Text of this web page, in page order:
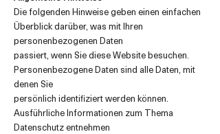
Die folgenden Hinweise geben einen einfachen
Überblick darüber, was mit Ihren
personenbezogenen Daten
passiert, wenn Sie diese Website besuchen.
Personenbezogene Daten sind alle Daten, mit
denen Sie
persönlich identifiziert werden können.
Ausführliche Informationen zum Thema
Datenschutz entnehmen